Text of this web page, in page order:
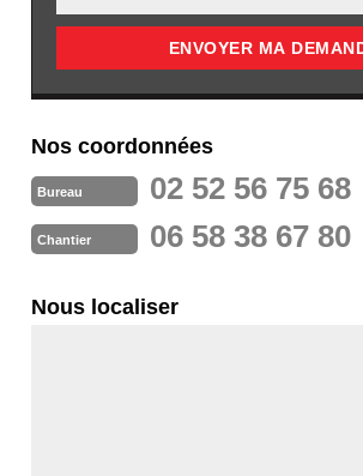
Nos coordonnées
Bureau 02 52 56 75 68
Chantier 06 58 38 67 80
Nous localiser